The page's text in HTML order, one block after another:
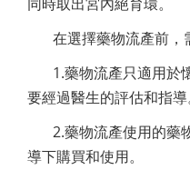
在選擇藥物流產前，
1.藥物流產只適用於
要經過醫生的評估和指導
2.藥物流產使用的藥
導下購買和使用。